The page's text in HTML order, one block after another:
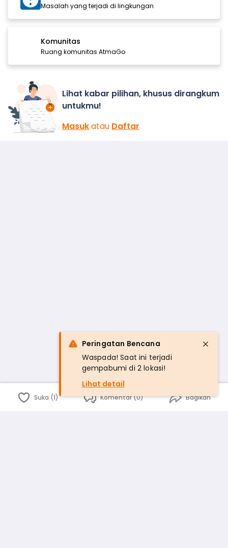
Masalah yang terjadi di lingkungan
Komunitas
Ruang komunitas AtmaGo
Lihat kabar pilihan, khusus dirangkum
untukmu!
Masukatau Daftar
Suka (1) Komentar (0) Bagikan
Peringatan Bencana
Waspada! Saat ini terjadi
gempabumi di 2 lokasi!
Lihat detail